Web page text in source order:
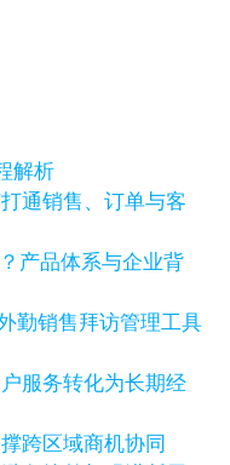
解析
通销售、订单与客
产品体系与企业背
勤销售拜访管理工具
服务转化为长期经
跨区域商机协同